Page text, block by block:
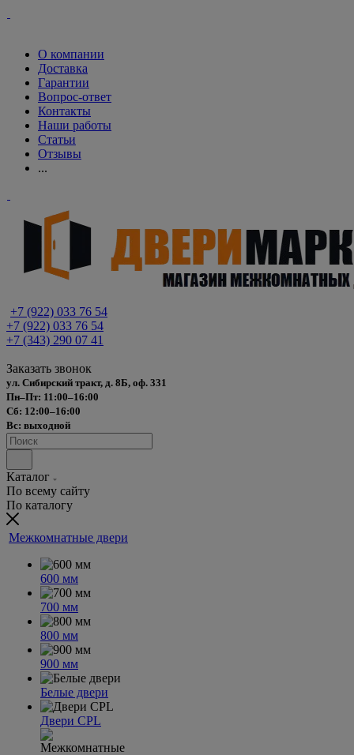
О компании
Доставка
Гарантии
Вопрос-ответ
Контакты
Наши работы
Статьи
Отзывы
...
+7 (922) 033 76 54
+7 (922) 033 76 54
+7 (343) 290 07 41
Заказать звонок
ул. Сибирский тракт, д. 8Б, оф. 331
Пн–Пт: 11:00–16:00
Сб: 12:00–16:00
Вс: выходной
Каталог
По всему сайту
По каталогу
Межкомнатные двери
600 мм
700 мм
800 мм
900 мм
Белые двери
Двери CPL